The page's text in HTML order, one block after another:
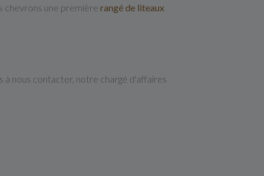
chevrons une première rangé de liteaux
à nous contacter, notre chargé d'affaires